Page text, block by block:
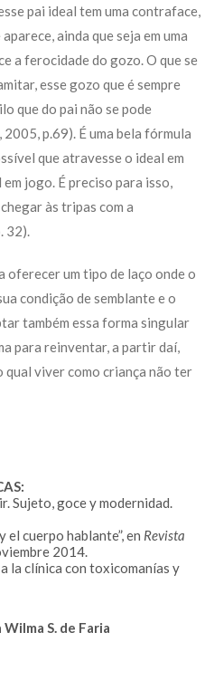
pai ideal tem uma contraface,
ainda que seja em uma
a ferocidade do gozo. O que se
esse gozo que é sempre
que do pai não se pode
p.69). É uma bela fórmula
que atravesse o ideal em
jogo. É preciso para isso,
às tripas com a
32).
oferecer um tipo de laço onde o
condição de semblante e o
também essa forma singular
para reinventar, a partir daí,
qual viver como criança não ter
Sujeto, goce y modernidad.
el cuerpo hablante”, en Revista
2014.
la clínica con toxicomanías y
S. de Faria